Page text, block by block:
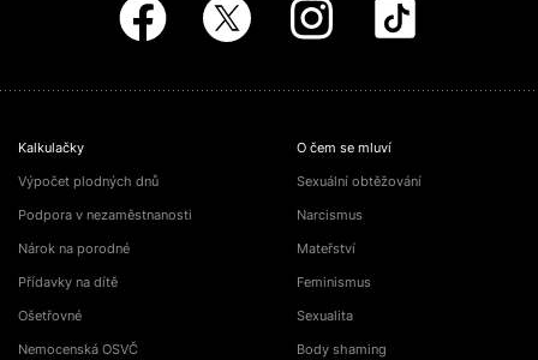
Kalkulačky
Výpočet plodných dnů
Podpora v nezaměstnanosti
Nárok na porodné
Přídavky na dítě
Ošetřovné
Nemocenská OSVČ
O čem se mluví
Sexuální obtěžování
Narcismus
Mateřství
Feminismus
Sexualita
Body shaming